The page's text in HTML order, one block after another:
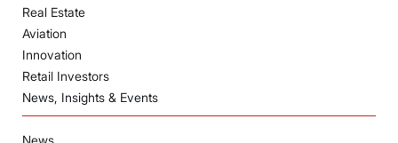
Real Estate
Aviation
Innovation
Retail Investors
News, Insights & Events